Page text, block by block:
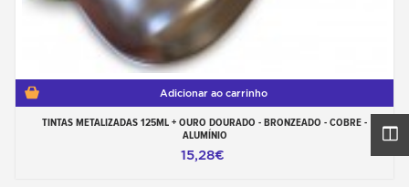
Adicionar ao carrinho
TINTAS METALIZADAS 125ML + OURO DOURADO - BRONZEADO - COBRE -
ALUMÍNIO
15,28€